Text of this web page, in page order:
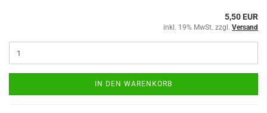
5,50 EUR
inkl. 19% MwSt. zzgl. Versand
IN DEN WARENKORB